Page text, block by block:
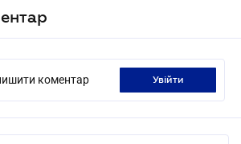
коментар увійти